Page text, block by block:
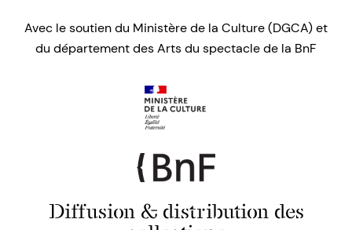
Avec le soutien du Ministère de la Culture (DGCA) et
du département des Arts du spectacle de la BnF
Diffusion & distribution des